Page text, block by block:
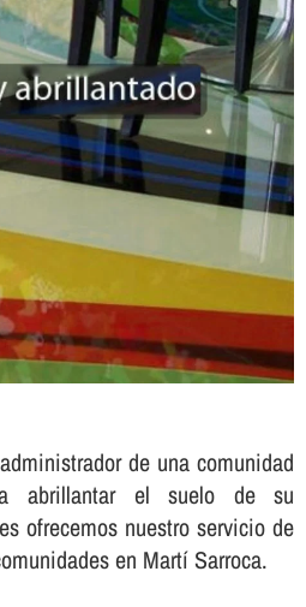
de una comunidad
abrillantar el suelo de su
ofrecemos nuestro servicio de
en Martí Sarroca.